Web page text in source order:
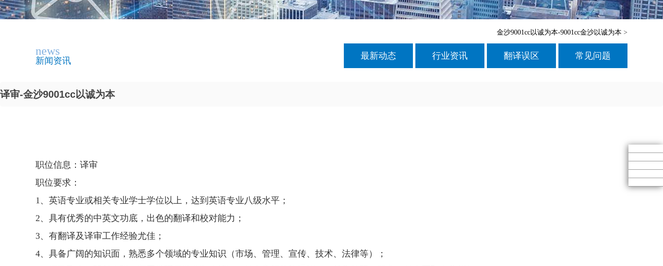
金沙9001cc以诚为本-9001cc金沙以诚为本 >
news
新闻资讯 最新动态 行业资讯 翻译误区 常见问题
译审-金沙9001cc以诚为本
职位信息：译审
职位要求：
1、英语专业或相关专业学士学位以上，达到英语专业八级水平；
2、具有优秀的中英文功底，出色的翻译和校对能力；
3、有翻译及译审工作经验尤佳；
4、具备广阔的知识面，熟悉多个领域的专业知识（市场、管理、宣传、技术、法律等）；